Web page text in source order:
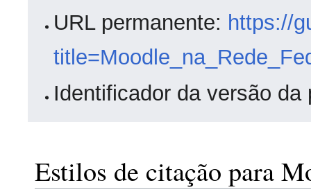
URL permanente: https://
Identificador da versão da
Estilos de citação para